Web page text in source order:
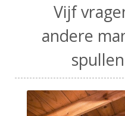
Vijf
andere